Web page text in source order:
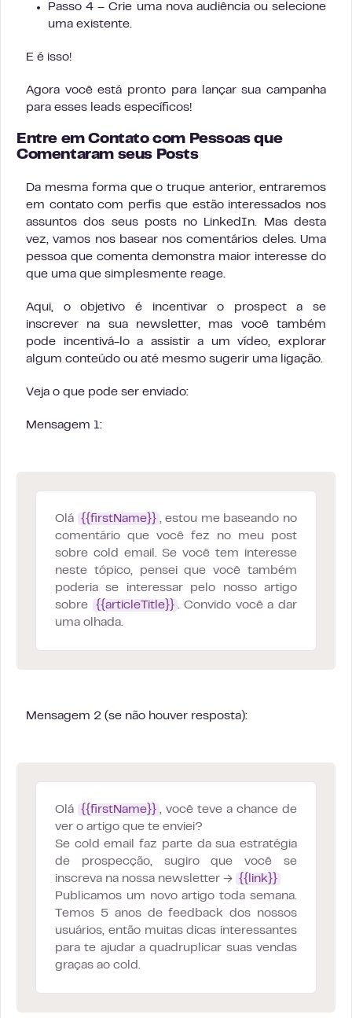
Passo 4 – Crie uma nova audiência ou selecione
uma existente.
E é isso!
Agora você está pronto para lançar sua campanha
para esses leads específicos!
Entre em Contato com Pessoas que
Comentaram seus Posts
Da mesma forma que o truque anterior, entraremos
em contato com perfis que estão interessados nos
assuntos dos seus posts no LinkedIn. Mas desta
vez, vamos nos basear nos comentários deles. Uma
pessoa que comenta demonstra maior interesse do
que uma que simplesmente reage.
Aqui, o objetivo é incentivar o prospect a se
inscrever na sua newsletter, mas você também
pode incentivá-lo a assistir a um vídeo, explorar
algum conteúdo ou até mesmo sugerir uma ligação.
Veja o que pode ser enviado:
Mensagem 1:
Olá {{firstName}}
, estou me baseando no
comentário que você fez no meu post
sobre cold email. Se você tem interesse
neste tópico, pensei que você também
poderia se interessar pelo nosso artigo
sobre
{{articleTitle}}
. Convido você a dar
uma olhada.
Mensagem 2 (se não houver resposta):
Olá {{firstName}}
, você teve a chance de
ver o artigo que te enviei?
Se cold email faz parte da sua estratégia
de prospecção, sugiro que você se
inscreva na nossa newsletter → {{link}}
Publicamos um novo artigo toda semana.
Temos 5 anos de feedback dos nossos
usuários, então muitas dicas interessantes
para te ajudar a quadruplicar suas vendas
graças ao cold.